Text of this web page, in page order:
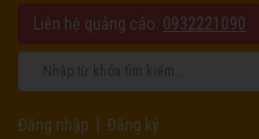
Liên hệ quảng cáo: 0932221090
Đăng nhập Đăng ký